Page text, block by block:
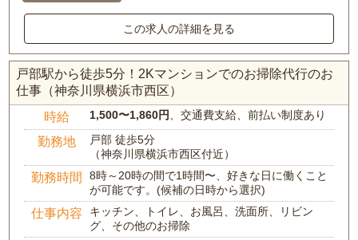
この求人の詳細を見る
戸部駅から徒歩5分！2Kマンションでのお掃除代行のお
仕事（神奈川県横浜市西区）
時給 1,500〜1,860円 、交通費支給、前払い制度あり
勤務地
戸部 徒歩5分
（神奈川県横浜市西区付近）
勤務時間
8時～20時の間で1時間〜、好きな日に働くこと
が可能です。(候補の日時から選択)
仕事内容
キッチン、トイレ、お風呂、洗面所、リビン
グ、その他のお掃除